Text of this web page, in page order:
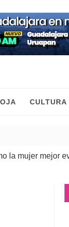
CULTURA
mejor evaluada